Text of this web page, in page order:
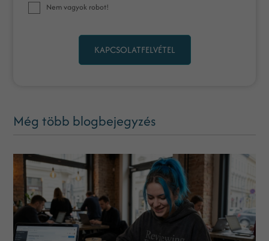
Nem vagyok robot!
KAPCSOLATFELVÉTEL
Még több blogbejegyzés